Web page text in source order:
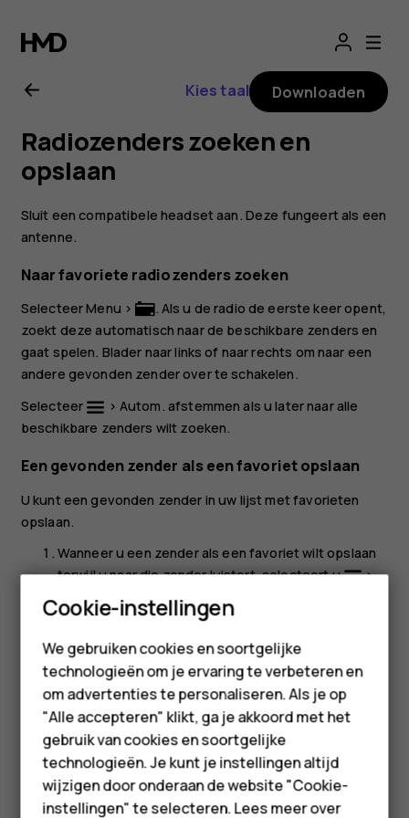
Nokia
3310
3G
Smartphones
Feature phones
Accessoires
HMD Terra M
Voor bedrijven
Tablets
Kies taal Downloaden
Radiozenders zoeken en
opslaan
Sluit een compatibele headset aan. Deze fungeert als een
antenne.
Naar favoriete radiozenders zoeken
SelecteerMenu >
. Als u de radio de eerste keer opent,
zoekt deze automatisch naar de beschikbare zenders en
gaat spelen. Blader naar links of naar rechts om naar een
andere gevonden zender over te schakelen.
Selecteer
> Autom. afstemmen als u later naar alle
beschikbare zenders wilt zoeken.
Een gevonden zender als een favoriet opslaan
U kunt een gevonden zender in uw lijst met favorieten
opslaan.
Wanneer u een zender als een favoriet wilt opslaan
terwijl u naar die zender luistert, selecteert u
>
Aan favorieten toevoegen
Geef het kanaal een naam en selecteer
Was deze informatie nuttig?
Cookie-instellingen
We gebruiken cookies en soortgelijke
technologieën om je ervaring te verbeteren en
om advertenties te personaliseren. Als je op
"Alle accepteren" klikt, ga je akkoord met het
gebruik van cookies en soortgelijke
technologieën. Je kunt je instellingen altijd
wijzigen door onderaan de website "Cookie-
instellingen" te selecteren. Lees meer over